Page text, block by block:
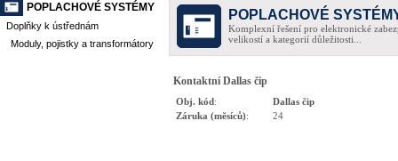
POPLACHOVÉ SYSTÉMY
Doplňky k ústřednám
Moduly, pojistky a transformátory
POPLACHOVÉ
Komplexní řešení pro elektronické
velikostí a kategorií důležitosti...
Kontaktní Dallas čip
Obj. kód:
Dallas čip
Záruka (měsíců): 24